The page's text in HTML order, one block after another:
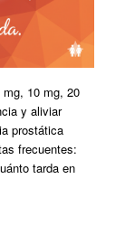
10 mg, 20
y aliviar
prostática
frecuentes:
tarda en